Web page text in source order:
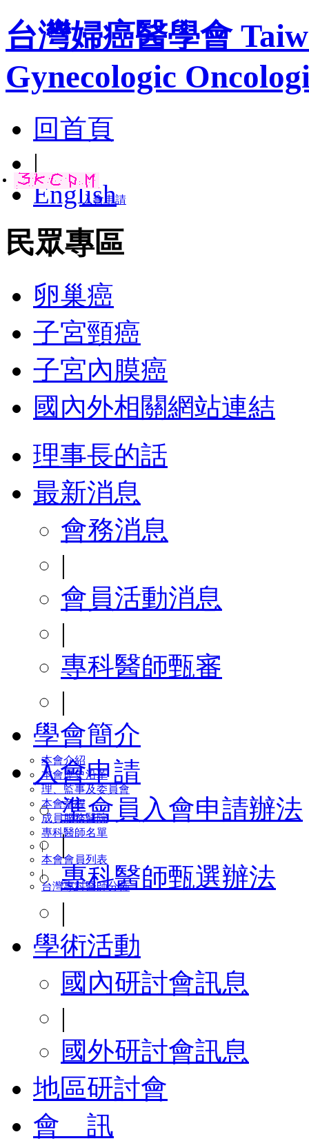
台灣婦癌醫學會
Gynecologic
回首頁
|
English
民眾專區
卵巢癌
子宮頸癌
子宮內膜癌
國內外相關網站連結
理事長的話
最新消息
會務消息
|
會員活動消息
|
專科醫師甄審
|
學會簡介
本會介紹
本會歷史沿革
理、監事及委員會
本會章程
成員服務醫院
專科醫師名單
|
本會會員列表
|
台灣專科醫師分佈
入會申請
準會員入會申請辦法
|
專科醫師甄選辦法
|
學術活動
國內研討會訊息
|
國外研討會訊息
地區研討會
會 訊
入會申請